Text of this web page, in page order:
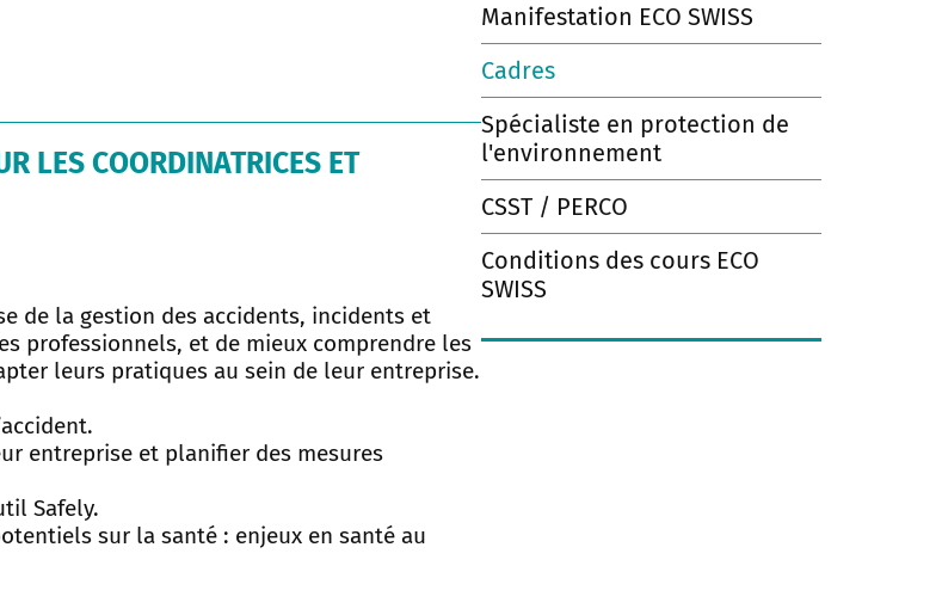
LES COORDINATRICES ET
de la gestion des accidents, incidents et
professionnels, et de mieux comprendre les
leurs pratiques au sein de leur entreprise.
entreprise et planifier des mesures
Safely.
sur la santé : enjeux en santé au
Manifestation ECO SWISS
Cadres
Spécialiste en protection de
l'environnement
CSST / PERCO
Conditions des cours ECO
SWISS